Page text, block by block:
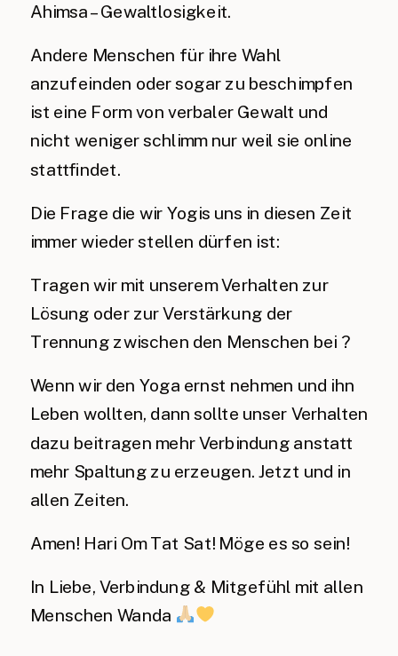
Ahimsa – Gewaltlosigkeit.
Andere Menschen für ihre Wahl
anzufeinden oder sogar zu beschimpfen
ist eine Form von verbaler Gewalt und
nicht weniger schlimm nur weil sie online
stattfindet.
Die Frage die wir Yogis uns in diesen Zeit
immer wieder stellen dürfen ist:
Tragen wir mit unserem Verhalten zur
Lösung oder zur Verstärkung der
Trennung zwischen den Menschen bei ?
Wenn wir den Yoga ernst nehmen und ihn
Leben wollten, dann sollte unser Verhalten
dazu beitragen mehr Verbindung anstatt
mehr Spaltung zu erzeugen. Jetzt und in
allen Zeiten.
Amen! Hari Om Tat Sat! Möge es so sein!
In Liebe, Verbindung & Mitgefühl mit allen
Menschen Wanda